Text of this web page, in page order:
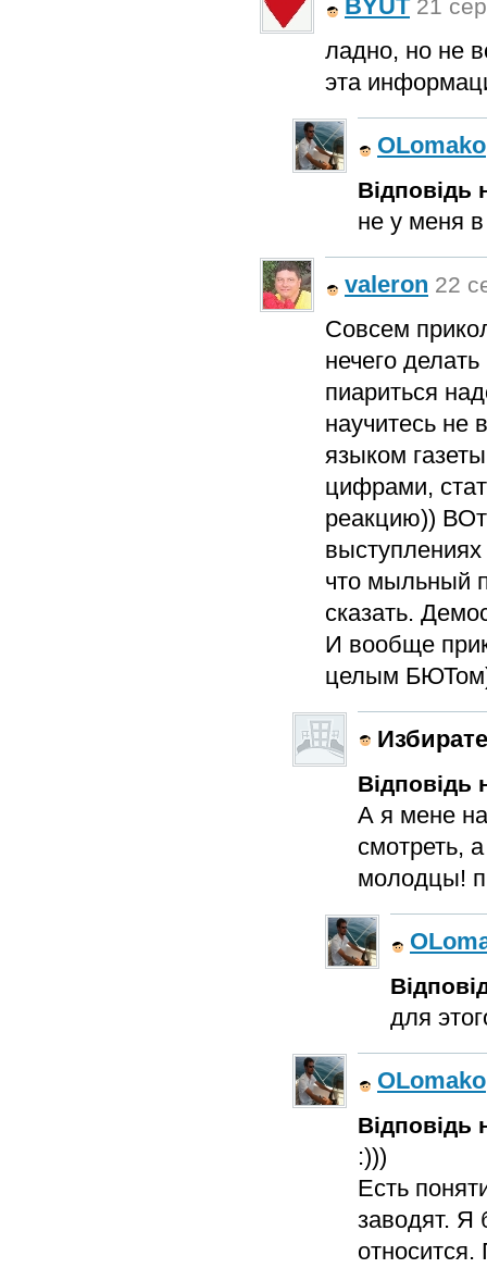
BYUT 21
ладно, но не
эта
OLomako
Відповідь
не у меня
valeron 22
Совсем
нечего
пиариться
научитесь не
языком
цифрами,
реакцию))
что мыльный
сказать.
И вообще
целым
Відповідь
А я мене
смотреть,
молодцы!
для
OLomako
Відповідь
:)))
Есть
заводят. Я